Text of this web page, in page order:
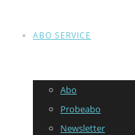
ABO SERVICE
Abo
Probeabo
Newsletter